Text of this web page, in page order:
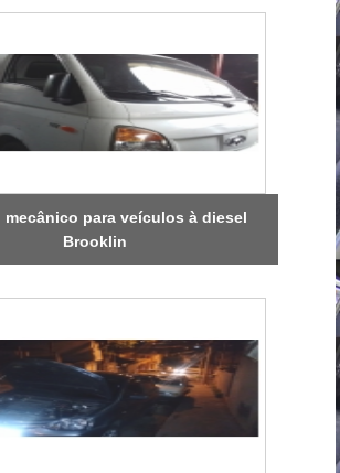
mecânico para veículos à diesel
Brooklin